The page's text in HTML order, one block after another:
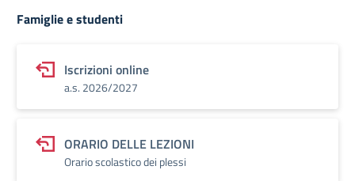
Famiglie e studenti
Iscrizioni online
a.s. 2026/2027
ORARIO DELLE LEZIONI
Orario scolastico dei plessi